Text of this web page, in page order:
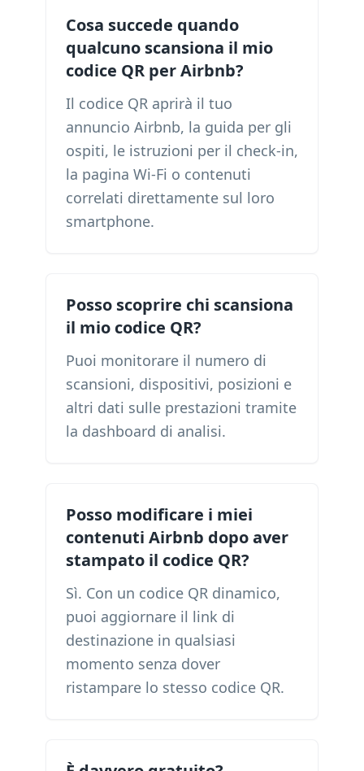
Cosa succede quando
qualcuno scansiona il mio
codice QR per Airbnb?
Il codice QR aprirà il tuo
annuncio Airbnb, la guida per gli
ospiti, le istruzioni per il check-in,
la pagina Wi-Fi o contenuti
correlati direttamente sul loro
smartphone.
Posso scoprire chi scansiona
il mio codice QR?
Puoi monitorare il numero di
scansioni, dispositivi, posizioni e
altri dati sulle prestazioni tramite
la dashboard di analisi.
Posso modificare i miei
contenuti Airbnb dopo aver
stampato il codice QR?
Sì. Con un codice QR dinamico,
puoi aggiornare il link di
destinazione in qualsiasi
momento senza dover
ristampare lo stesso codice QR.